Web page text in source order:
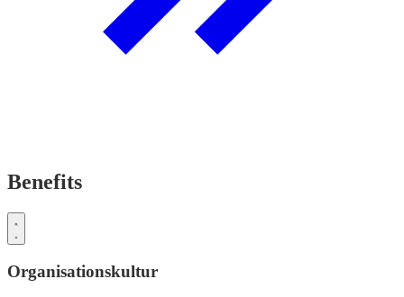
Benefits
Organisationskultur